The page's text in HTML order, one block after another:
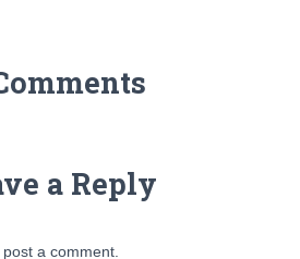
a Reply
a comment.